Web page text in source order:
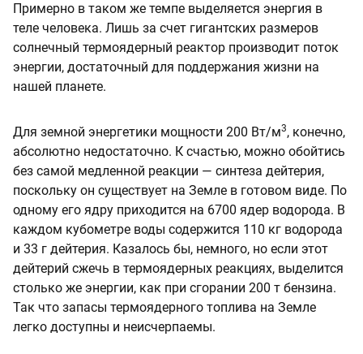
Примерно в таком же темпе выделяется энергия в
теле человека. Лишь за счет гигантских размеров
солнечный термоядерный реактор производит поток
энергии, достаточный для поддержания жизни на
нашей планете.
Для земной энергетики мощности 200 Вт/м3, конечно,
абсолютно недостаточно. К счастью, можно обойтись
без самой медленной реакции — синтеза дейтерия,
поскольку он существует на Земле в готовом виде. По
одному его ядру приходится на 6700 ядер водорода. В
каждом кубометре воды содержится 110 кг водорода
и 33 г дейтерия. Казалось бы, немного, но если этот
дейтерий сжечь в термоядерных реакциях, выделится
столько же энергии, как при сгорании 200 т бензина.
Так что запасы термоядерного топлива на Земле
легко доступны и неисчерпаемы.